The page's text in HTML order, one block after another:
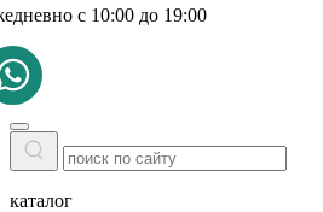
с 10:00 до 19:00
каталог